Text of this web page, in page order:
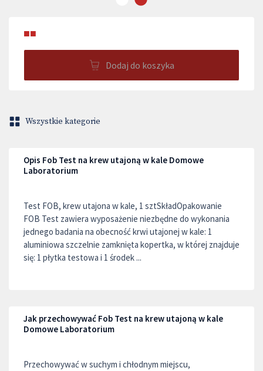
■■
Dodaj do koszyka
Wszystkie kategorie
Opis Fob Test na krew utajoną w kale Domowe
Laboratorium
Test FOB, krew utajona w kale, 1 sztSkładOpakowanie
FOB Test zawiera wyposażenie niezbędne do wykonania
jednego badania na obecność krwi utajonej w kale: 1
aluminiowa szczelnie zamknięta kopertka, w której znajduje
się: 1 płytka testowa i 1 środek ...
Jak przechowywać Fob Test na krew utajoną w kale
Domowe Laboratorium
Przechowywać w suchym i chłodnym miejscu,